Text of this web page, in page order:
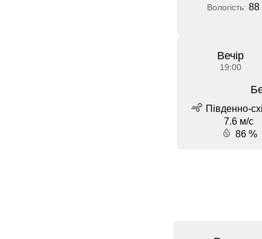
Вологість: 88
Вечір
19:00
Південно-
7.6 м/с
86 %